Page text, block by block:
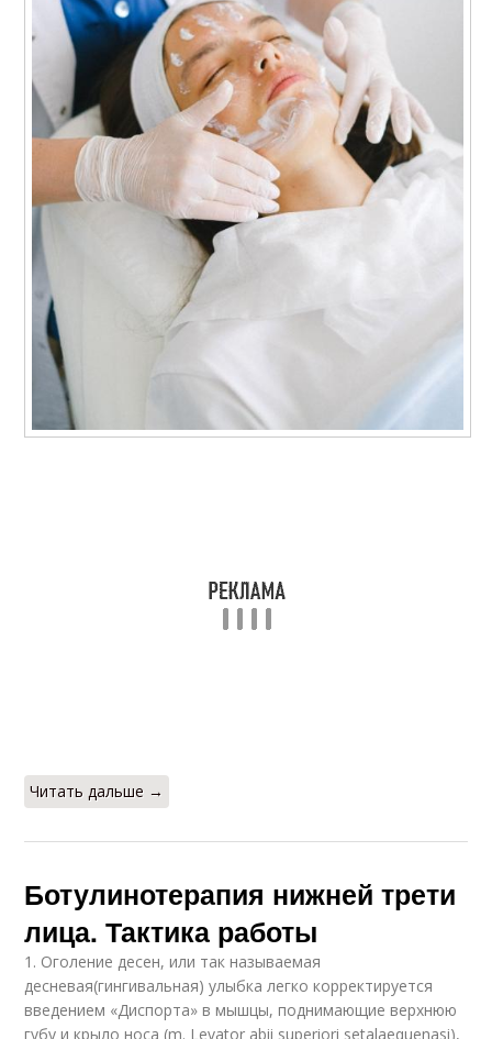
Читать дальше →
Ботулинотерапия нижней трети
лица. Тактика работы
1. Оголение десен, или так называемая
десневая(гингивальная) улыбка легко корректируется
введением «Диспорта» в мышцы, поднимающие верхнюю
губу и крыло носа (m. Levator abii superiori setalaequenasi),